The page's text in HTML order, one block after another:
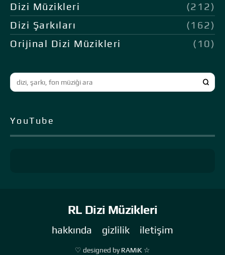
Dizi Müzikleri
(212)
Dizi Şarkıları
(162)
Orijinal Dizi Müzikleri
(10)
YouTube
RL Dizi Müzikleri
hakkında gizlilik iletişim
♡ designed byRAMiK ☆